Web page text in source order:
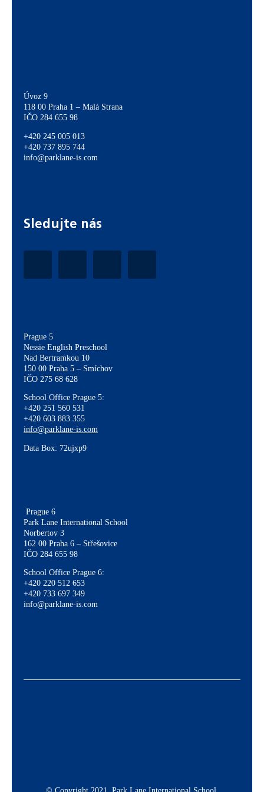
Úvoz 9
118 00 Praha 1 – Malá Strana
IČO 284 655 98
+420 245 005 013
+420 737 895 744
info@parklane-is.com
Sledujte nás
Prague 5
Nessie English Preschool
Nad Bertramkou 10
150 00 Praha 5 – Smíchov
IČO 275 68 628
School Office Prague 5:
+420 251 560 531
+420 603 883 355
info@parklane-is.com
Data Box: 72ujxp9
Prague 6
Park Lane International School
Norbertov 3
162 00 Praha 6 – Střešovice
IČO 284 655 98
School Office Prague 6:
+420 220 512 653
+420 733 697 349
info@parklane-is.com